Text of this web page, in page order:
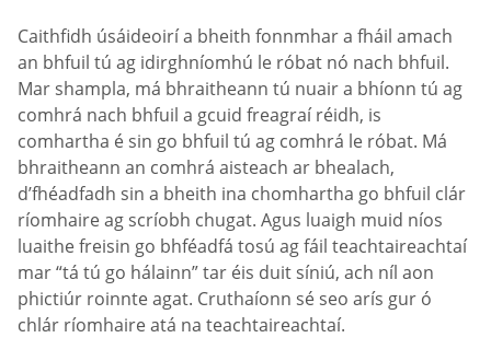
Caithfidh úsáideoirí a bheith fonnmhar a fháil amach
an bhfuil tú ag idirghníomhú le róbat nó nach bhfuil.
Mar shampla, má bhraitheann tú nuair a bhíonn tú ag
comhrá nach bhfuil a gcuid freagraí réidh, is
comhartha é sin go bhfuil tú ag comhrá le róbat. Má
bhraitheann an comhrá aisteach ar bhealach,
d’fhéadfadh sin a bheith ina chomhartha go bhfuil clár
ríomhaire ag scríobh chugat. Agus luaigh muid níos
luaithe freisin go bhféadfá tosú ag fáil teachtaireachtaí
mar “tá tú go hálainn” tar éis duit síniú, ach níl aon
phictiúr roinnte agat. Cruthaíonn sé seo arís gur ó
chlár ríomhaire atá na teachtaireachtaí.